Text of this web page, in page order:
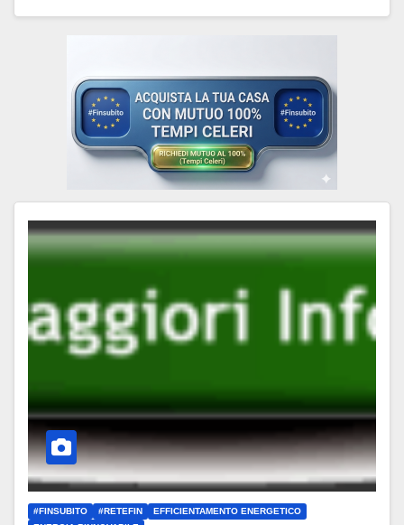
#FINSUBITO #RETEFIN
EFFICIENTAMENTO ENERGETICO